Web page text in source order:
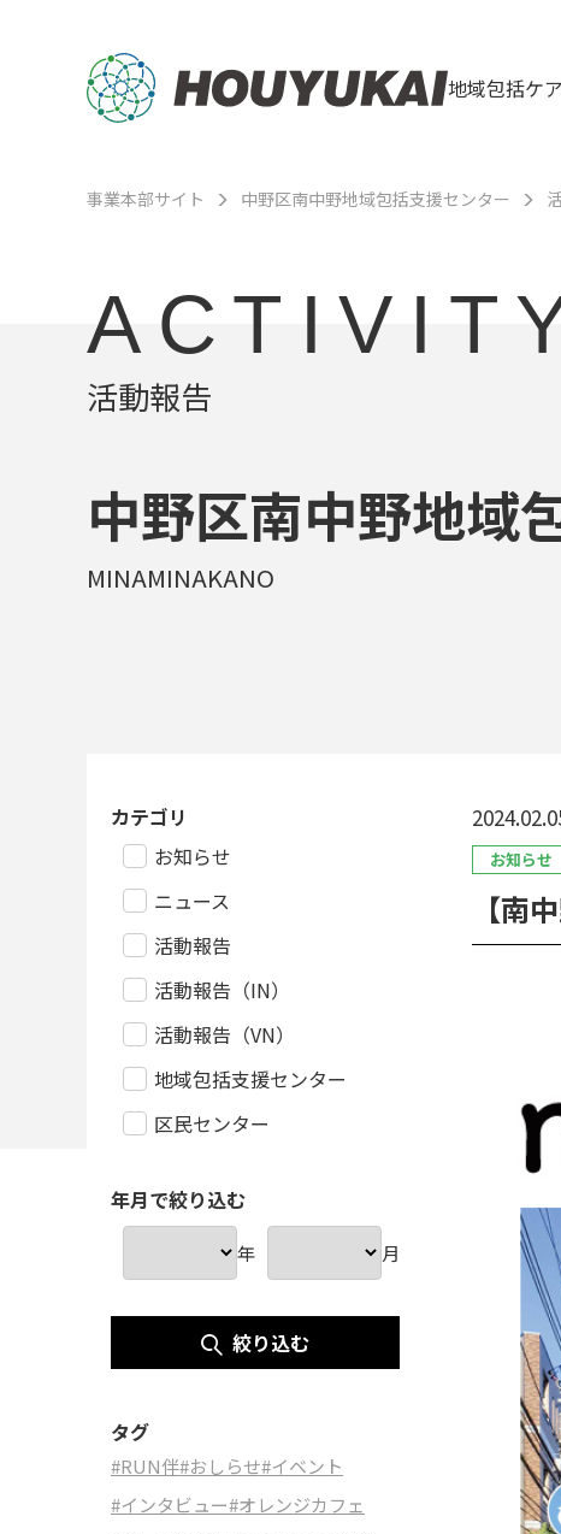
地域包括ケ
事業本部サイト 中野区南中野地域包括支援センター
活動報告
中野区南中野地域
MINAMINAKANO
お知らせ
【南
カテゴリ
お知らせ
ニュース
活動報告
活動報告（IN）
活動報告（VN）
地域包括支援センター
区民センター
年月で絞り込む
年 月
絞り込む
タグ
#RUN伴#おしらせ#イベント
#インタビュー#オレンジカフェ